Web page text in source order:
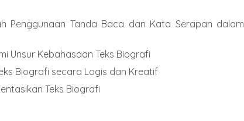
Penggunaan Tanda Baca dan Kata Serapan dalam
Unsur Kebahasaan Teks Biografi
Biografi secara Logis dan Kreatif
Teks Biografi